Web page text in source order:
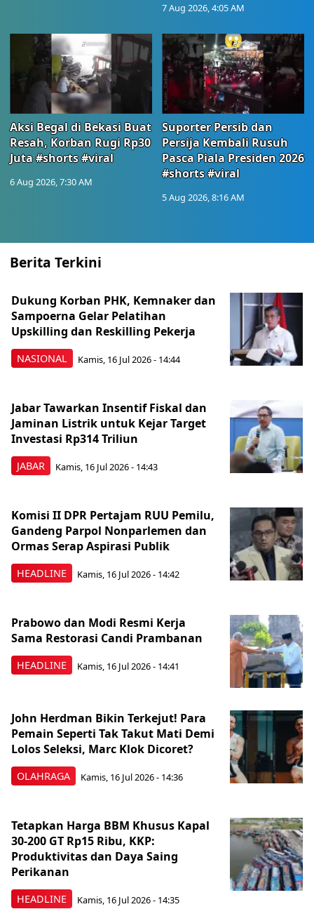
7 Aug 2026, 4:05 AM
Aksi Begal di Bekasi Buat
Resah, Korban Rugi Rp30
Juta #shorts #viral
6 Aug 2026, 7:30 AM
Suporter Persib dan
Persija Kembali Rusuh
Pasca Piala Presiden 2026
#shorts #viral
5 Aug 2026, 8:16 AM
Berita Terkini
NASIONAL
Dukung Korban PHK, Kemnaker dan
Sampoerna Gelar Pelatihan
Upskilling dan Reskilling Pekerja
Kamis, 16 Jul 2026 - 14:44
JABAR
Jabar Tawarkan Insentif Fiskal dan
Jaminan Listrik untuk Kejar Target
Investasi Rp314 Triliun
Kamis, 16 Jul 2026 - 14:43
HEADLINE
Komisi II DPR Pertajam RUU Pemilu,
Gandeng Parpol Nonparlemen dan
Ormas Serap Aspirasi Publik
Kamis, 16 Jul 2026 - 14:42
HEADLINE
Prabowo dan Modi Resmi Kerja
Sama Restorasi Candi Prambanan
Kamis, 16 Jul 2026 - 14:41
OLAHRAGA
John Herdman Bikin Terkejut! Para
Pemain Seperti Tak Takut Mati Demi
Lolos Seleksi, Marc Klok Dicoret?
Kamis, 16 Jul 2026 - 14:36
HEADLINE
Tetapkan Harga BBM Khusus Kapal
30-200 GT Rp15 Ribu, KKP:
Produktivitas dan Daya Saing
Perikanan
Kamis, 16 Jul 2026 - 14:35